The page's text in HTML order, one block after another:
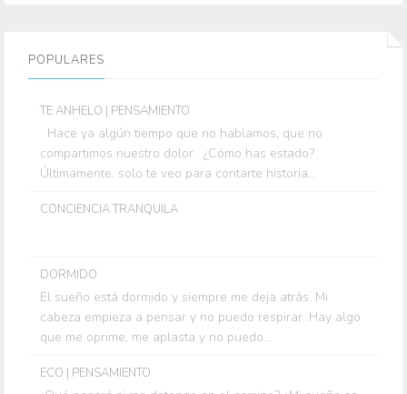
POPULARES
TE ANHELO | PENSAMIENTO
Hace ya algún tiempo que no hablamos, que no
compartimos nuestro dolor. ¿Cómo has estado?
Últimamente, solo te veo para contarte historia...
CONCIENCIA TRANQUILA
DORMIDO
El sueño está dormido y siempre me deja atrás. Mi
cabeza empieza a pensar y no puedo respirar. Hay algo
que me oprime, me aplasta y no puedo...
ECO | PENSAMIENTO